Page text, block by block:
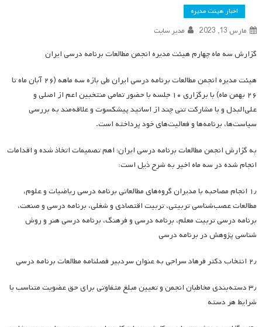
اخبار هیئت مدیره
مارس 13, 2023 مدیر سایت
گزارش سه ماه چهارم هیئت مدیره انجمن مطالعات برنامه درسی ایران
هیئت مدیره انجمن مطالعات برنامه درسی ایران طی بازه سه ماهه (۲۶ آبان ماه تا
۲۶ بهمن ماه) با برگزاری ۱۰ جلسه با حضور تمامی منتخبین اعم از اصلی و
علی‌البدل و با مشارکت تنی چند از اساتید پیشکسوت و علاقه‌مند به بررسی
سیاست‌ها، برنامه‌ها و فعالیت‌های خود پرداخته است.
به گزارش انجمن مطالعات برنامه درسی ایران؛ اهم تصمیمات اتخاذ شده و اقدامات
انجام شده در سه ماه اخیر به شرح ذیل است:
۱٫ انجام مصاحبه با مدیران گروه‌های مطالعاتی برنامه درسی ریاضیات و علوم،
مطالعات عصب‌شناسی تربیتی، تربیت اقتصادی و شغلی، برنامه درسی و صنعت،
برنامه درسی تربیت معلم، برنامه درسی و فرهنگ، برنامه درسی هنر و روش
شناسی پژوهش در برنامه درسی
۲٫ انتخاب دکتر فرهاد سراجی به عنوان سردبیر فصلنامه مطالعات برنامه درسی
۳٫ دسته‌بندی مخاطبان انجمن و تعیین مبلغ متفاوتی برای حق عضویت متناسب با
شرایط هر دسته